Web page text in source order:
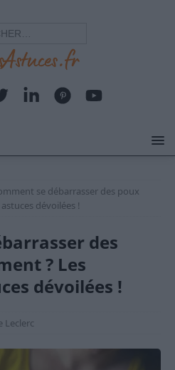
se débarrasser des poux
dévoilées !
des
? Les
dévoilées !
Leclerc